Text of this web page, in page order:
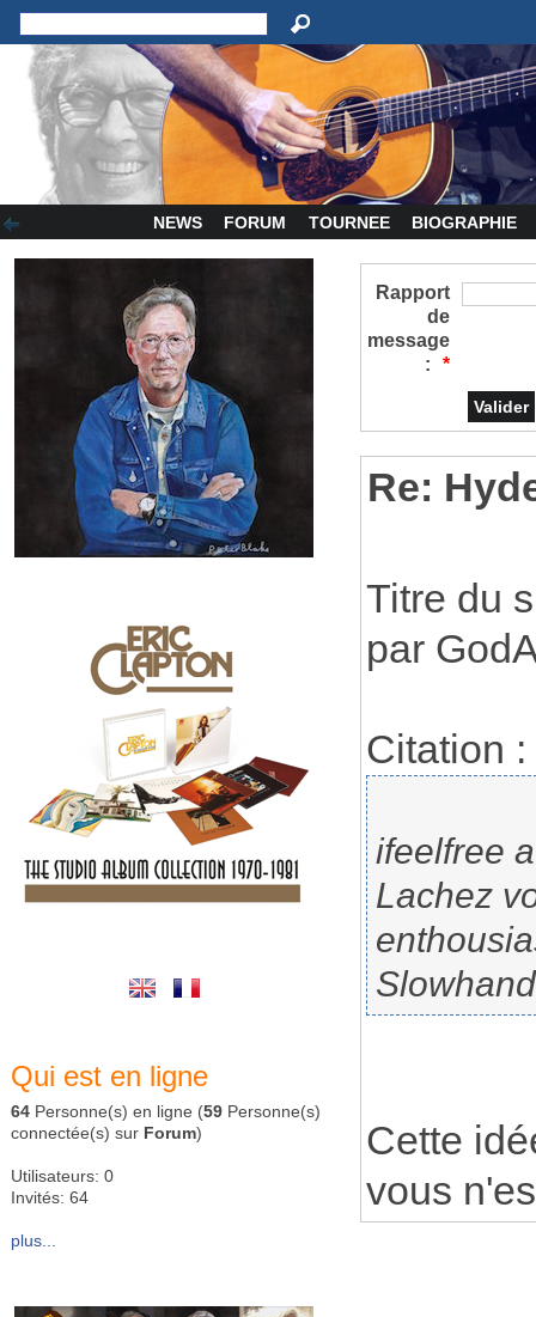
NEWS FORUM TOURNEE BIOGRAPHIE
Qui est en ligne
64 Personne(s) en ligne (59 Personne(s)
connectée(s) sur Forum)
Utilisateurs: 0
Invités: 64
plus...
Rapport
de
message
:
*
Re:
Titre du
par
Citation :
ifeelfree
Lachez
Cette
vous